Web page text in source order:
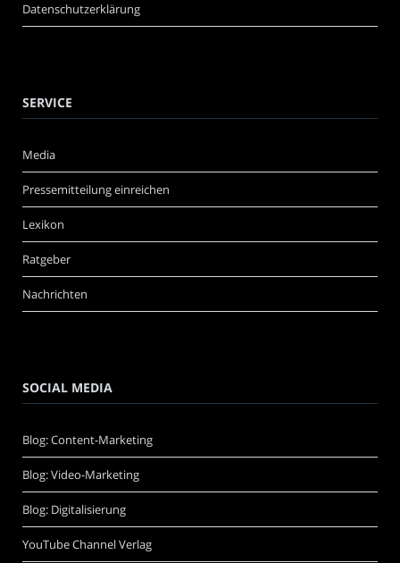
Datenschutzerklärung
SERVICE
Media
Pressemitteilung einreichen
Lexikon
Ratgeber
Nachrichten
SOCIAL MEDIA
Blog: Content-Marketing
Blog: Video-Marketing
Blog: Digitalisierung
YouTube Channel Verlag